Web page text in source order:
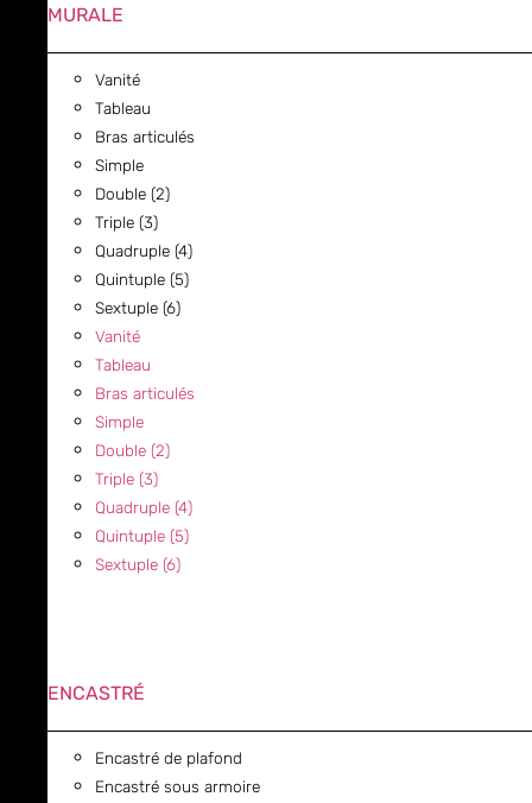
MURALE
Vanité
Tableau
Bras articulés
Simple
Double (2)
Triple (3)
Quadruple (4)
Quintuple (5)
Sextuple (6)
Vanité
Tableau
Bras articulés
Simple
Double (2)
Triple (3)
Quadruple (4)
Quintuple (5)
Sextuple (6)
ENCASTRÉ
Encastré de plafond
Encastré sous armoire